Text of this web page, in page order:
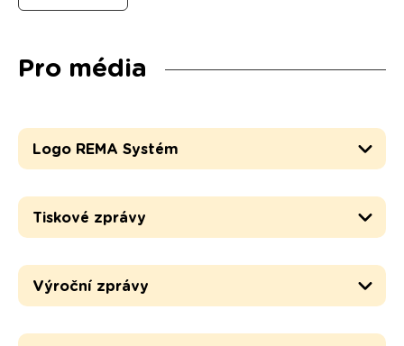
Pro média
Logo REMA Systém
Tiskové zprávy
Výroční zprávy